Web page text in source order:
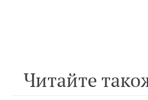
Читайте